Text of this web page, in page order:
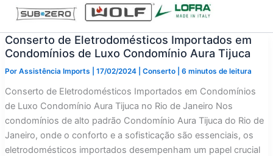
Conserto de Eletrodomésticos Importados em
Condomínios de Luxo Condomínio Aura Tijuca
Por Assistência Imports 17/02/2024 Conserto| 6 minutos de leitura
Conserto de Eletrodomésticos Importados em Condomínios
de Luxo Condomínio Aura Tijuca no Rio de Janeiro Nos
condomínios de alto padrão Condomínio Aura Tijuca do Rio de
Janeiro, onde o conforto e a sofisticação são essenciais, os
eletrodomésticos importados desempenham um papel crucial